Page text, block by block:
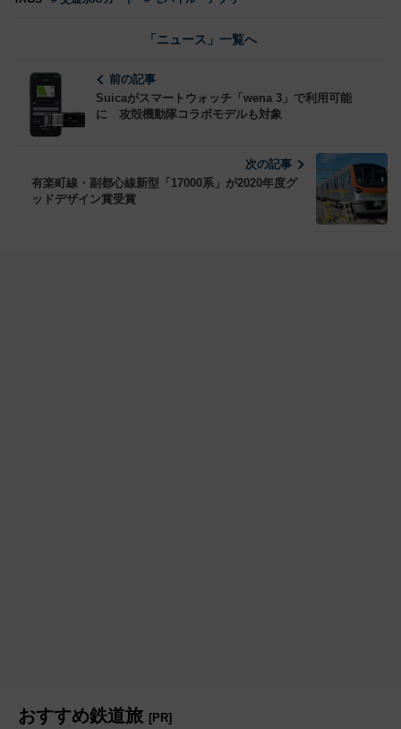
「ニュース」一覧へ
前の記事
Suicaがスマートウォッチ「wena 3」で利用可能
に 攻殻機動隊コラボモデルも対象
次の記事
有楽町線・副都心線新型「17000系」が2020年度グ
ッドデザイン賞受賞
おすすめ鉄道旅 [PR]